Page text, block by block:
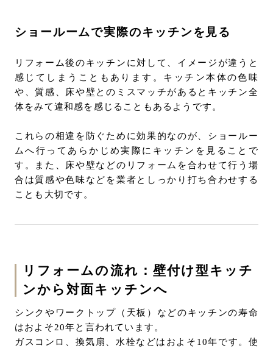
ショールームで実際のキッチンを見る
リフォーム後のキッチンに対して、イメージが違うと
感じてしまうこともあります。キッチン本体の色味
や、質感、床や壁とのミスマッチがあるとキッチン全
体をみて違和感を感じることもあるようです。
これらの相違を防ぐために効果的なのが、ショールー
ムへ行ってあらかじめ実際にキッチンを見ることで
す。また、床や壁などのリフォームを合わせて行う場
合は質感や色味などを業者としっかり打ち合わせする
ことも大切です。
リフォームの流れ：壁付け型キッチ
ンから対面キッチンへ
シンクやワークトップ（天板）などのキッチンの寿命
はおよそ20年と言われています。
ガスコンロ、換気扇、水栓などはおよそ10年です。使